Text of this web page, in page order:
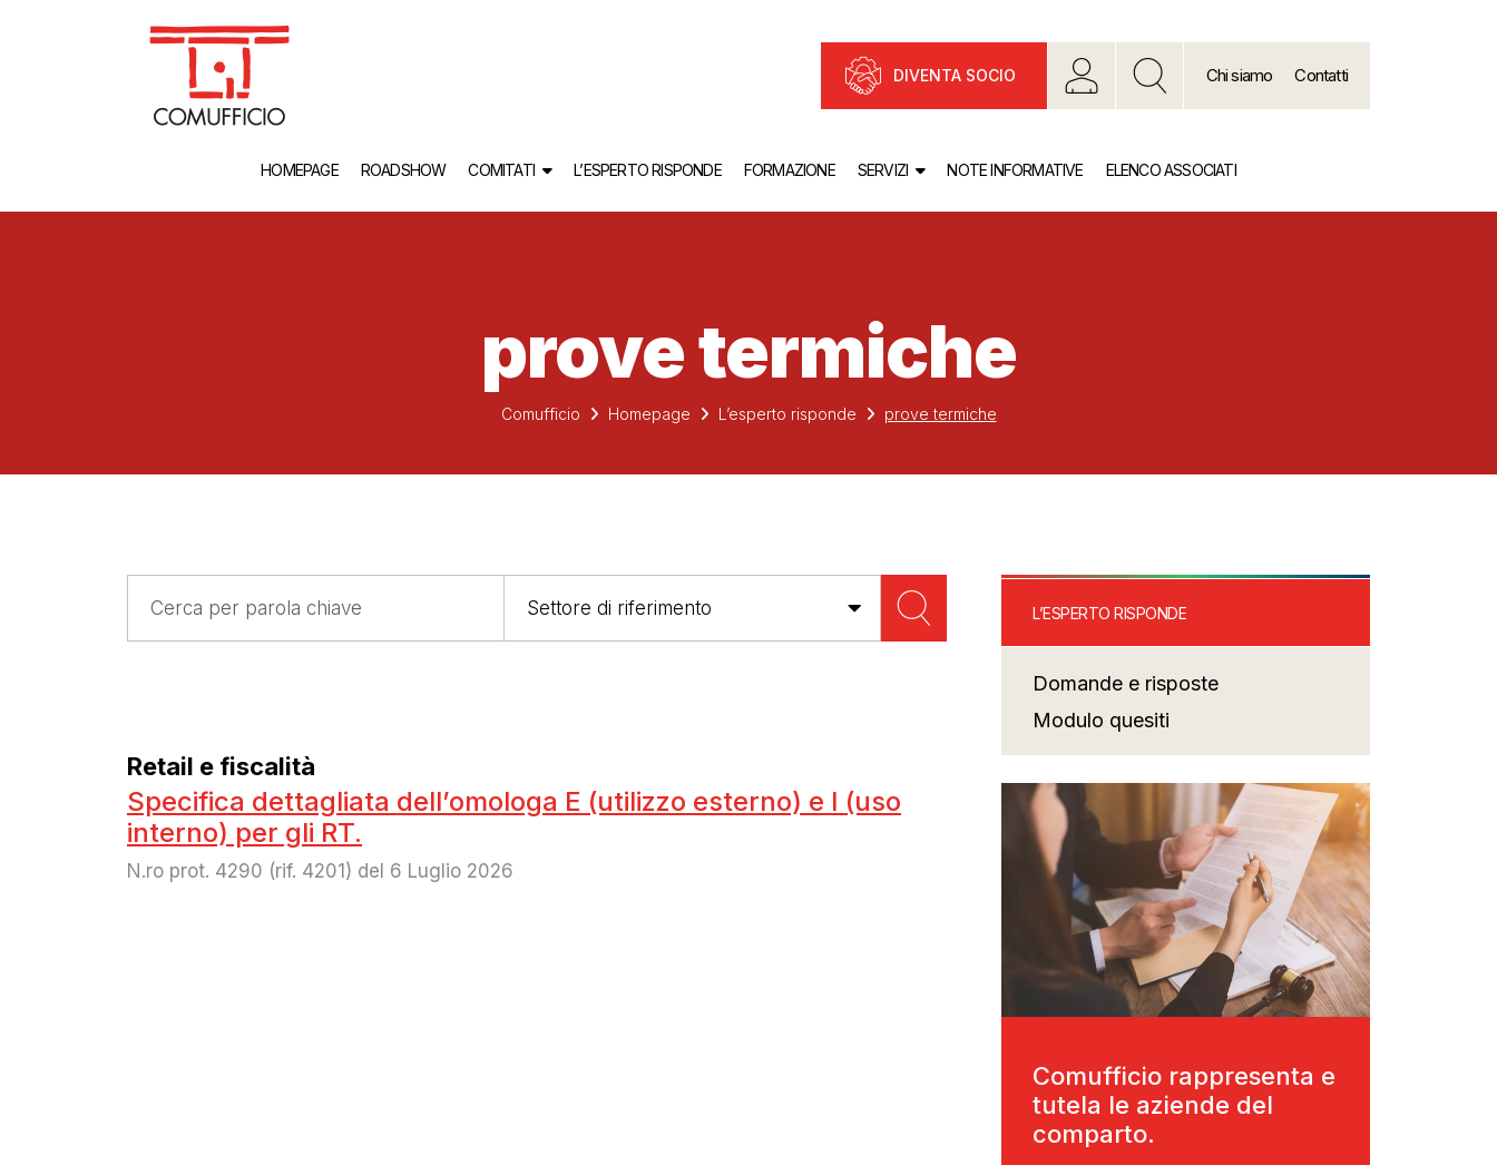
DIVENTA SOCIO Chi siamo Contatti
HOMEPAGE ROADSHOW COMITATI L’ESPERTO RISPONDE FORMAZIONE SERVIZI NOTE INFORMATIVE ELENCO ASSOCIATI
prove termiche
Comufficio Homepage L’esperto risponde prove termiche
Retail e fiscalità
Specifica dettagliata dell’omologa E (utilizzo esterno) e I (uso
interno) per gli RT.
N.ro prot. 4290 (rif. 4201) del 6 Luglio 2026
L’ESPERTO RISPONDE
Domande e risposte
Modulo quesiti
Comufficio rappresenta e
tutela le aziende del
comparto.